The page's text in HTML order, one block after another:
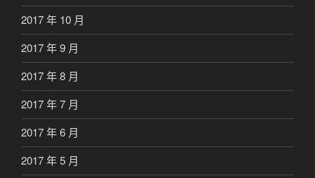
2017 年 10 月
2017 年 9 月
2017 年 8 月
2017 年 7 月
2017 年 6 月
2017 年 5 月